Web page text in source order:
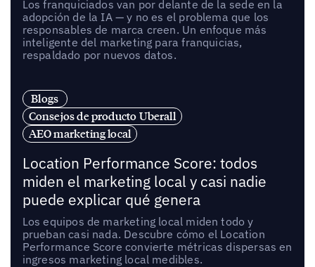
Los franquiciados van por delante de la sede en la
adopción de la IA — y no es el problema que los
responsables de marca creen. Un enfoque más
inteligente del marketing para franquicias,
respaldado por nuevos datos.
Blogs
Consejos de producto Uberall
AEO marketing local
Location Performance Score: todos
miden el marketing local y casi nadie
puede explicar qué genera
Los equipos de marketing local miden todo y
prueban casi nada. Descubre cómo el Location
Performance Score convierte métricas dispersas en
ingresos marketing local medibles.